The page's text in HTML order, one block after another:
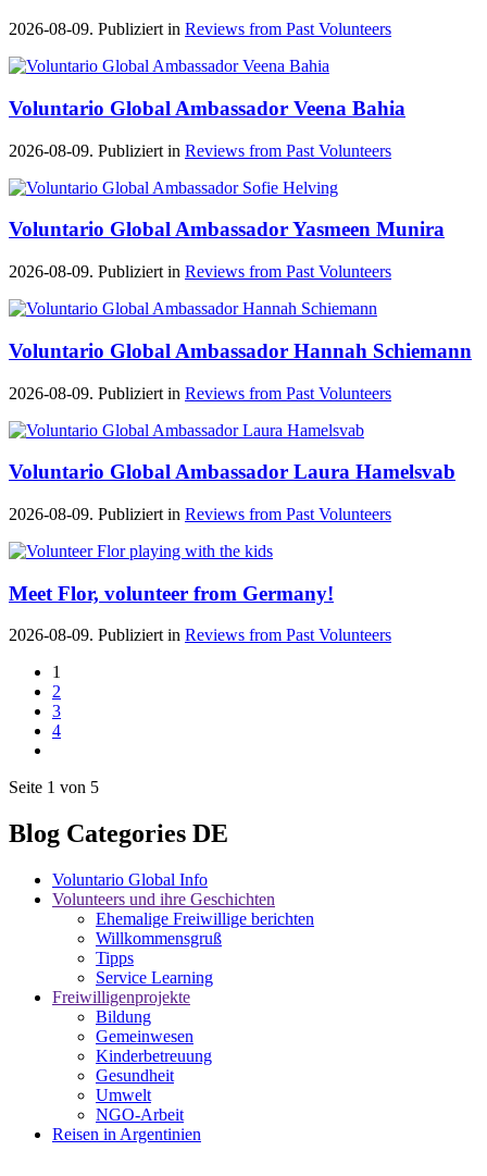
2026-08-09. Publiziert in Reviews from Past Volunteers
Voluntario Global Ambassador Veena Bahia
2026-08-09. Publiziert in Reviews from Past Volunteers
Voluntario Global Ambassador Yasmeen Munira
2026-08-09. Publiziert in Reviews from Past Volunteers
Voluntario Global Ambassador Hannah Schiemann
2026-08-09. Publiziert in Reviews from Past Volunteers
Voluntario Global Ambassador Laura Hamelsvab
2026-08-09. Publiziert in Reviews from Past Volunteers
Meet Flor, volunteer from Germany!
2026-08-09. Publiziert in Reviews from Past Volunteers
1
2
3
4
Seite 1 von 5
Blog Categories DE
Voluntario Global Info
Volunteers und ihre Geschichten
Ehemalige Freiwillige berichten
Willkommensgruß
Tipps
Service Learning
Freiwilligenprojekte
Bildung
Gemeinwesen
Kinderbetreuung
Gesundheit
Umwelt
NGO-Arbeit
Reisen in Argentinien